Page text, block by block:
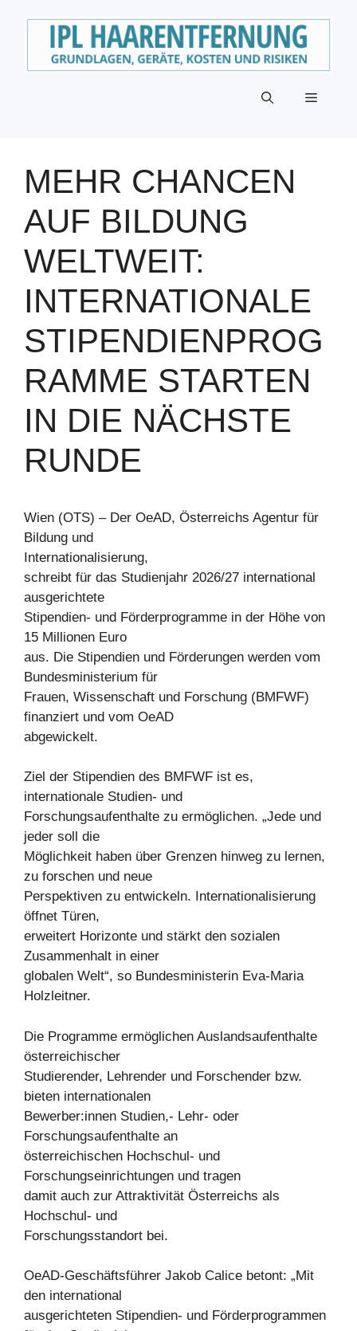
Menü
MEHR CHANCEN
AUF BILDUNG
WELTWEIT:
INTERNATIONALE
STIPENDIENPROG
RAMME STARTEN
IN DIE NÄCHSTE
RUNDE
Wien (OTS) – Der OeAD, Österreichs Agentur für
Bildung und
Internationalisierung,
schreibt für das Studienjahr 2026/27 international
ausgerichtete
Stipendien- und Förderprogramme in der Höhe von
15 Millionen Euro
aus. Die Stipendien und Förderungen werden vom
Bundesministerium für
Frauen, Wissenschaft und Forschung (BMFWF)
finanziert und vom OeAD
abgewickelt.
Ziel der Stipendien des BMFWF ist es,
internationale Studien- und
Forschungsaufenthalte zu ermöglichen. „Jede und
jeder soll die
Möglichkeit haben über Grenzen hinweg zu lernen,
zu forschen und neue
Perspektiven zu entwickeln. Internationalisierung
öffnet Türen,
erweitert Horizonte und stärkt den sozialen
Zusammenhalt in einer
globalen Welt“, so Bundesministerin Eva-Maria
Holzleitner.
Die Programme ermöglichen Auslandsaufenthalte
österreichischer
Studierender, Lehrender und Forschender bzw.
bieten internationalen
Bewerber:innen Studien,- Lehr- oder
Forschungsaufenthalte an
österreichischen Hochschul- und
Forschungseinrichtungen und tragen
damit auch zur Attraktivität Österreichs als
Hochschul- und
Forschungsstandort bei.
OeAD-Geschäftsführer Jakob Calice betont: „Mit
den international
ausgerichteten Stipendien- und Förderprogrammen